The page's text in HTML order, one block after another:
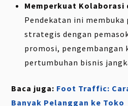
Memperkuat Kolaborasi
Pendekatan ini membuka
strategis dengan
promosi, pengembangan
pertumbuhan bisnis
Baca juga: Foot Traffic:
Banyak Pelanggan ke Toko